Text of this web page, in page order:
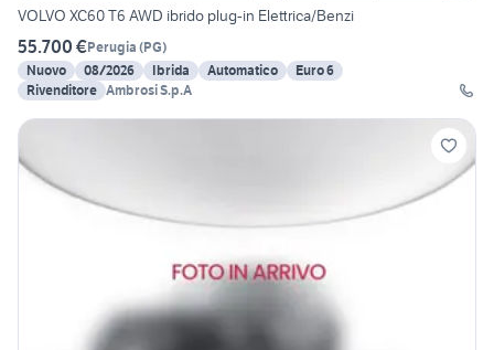
VOLVO XC60 T6 AWD ibrido plug-in Elettrica/Benzi
55.700 €Perugia (PG)
Nuovo
08/2026 Ibrida Automatico
Euro 6
Rivenditore Ambrosi S.p.A